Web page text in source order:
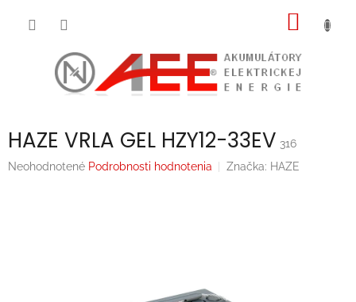
HAZE VRLA GEL HZY12-33EV 316
Priemerné
Neohodnotené Podrobnosti hodnotenia Značka: HAZE